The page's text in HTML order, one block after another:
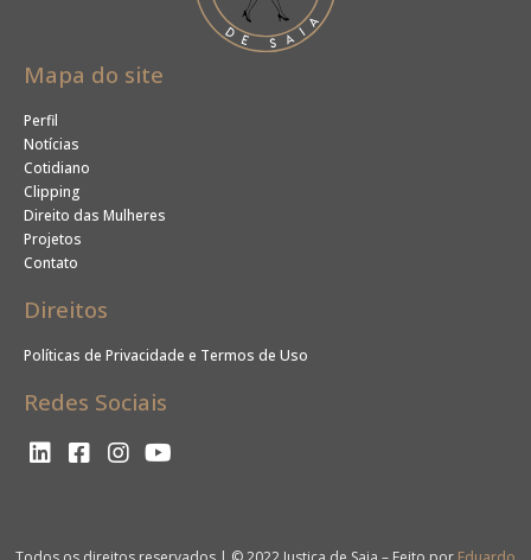
Mapa do site
Perfil
Notícias
Cotidiano
Clipping
Direito das Mulheres
Projetos
Contato
Direitos
Políticas de Privacidade e Termos de Uso
Redes Sociais